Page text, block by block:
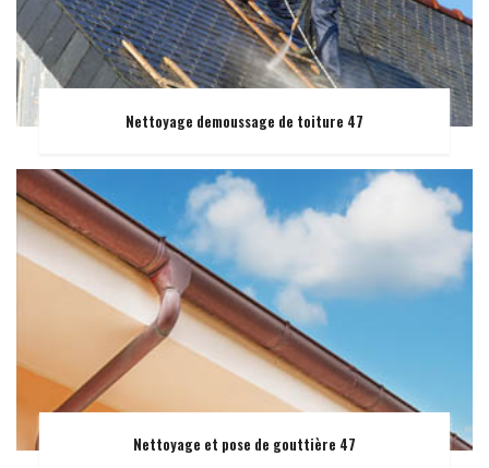
Nettoyage demoussage de toiture 47
Nettoyage et pose de gouttière 47